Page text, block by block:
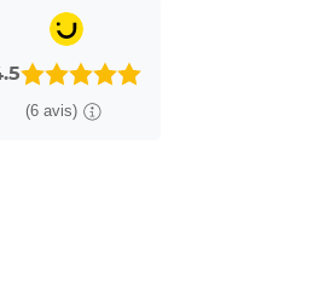
(6 avis)